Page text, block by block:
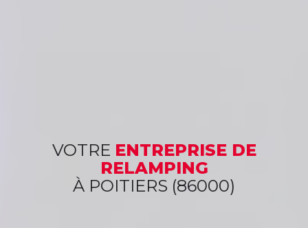
VOTRE ENTREPRISE DE
RELAMPING
À POITIERS (86000)